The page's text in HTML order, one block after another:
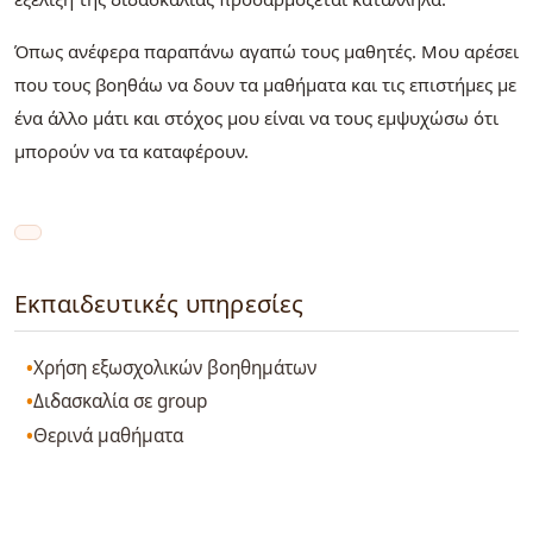
Όπως ανέφερα παραπάνω αγαπώ τους μαθητές. Μου αρέσει
που τους βοηθάω να δουν τα μαθήματα και τις επιστήμες με
ένα άλλο μάτι και στόχος μου είναι να τους εμψυχώσω ότι
μπορούν να τα καταφέρουν.
Εκπαιδευτικές υπηρεσίες
Χρήση εξωσχολικών βοηθημάτων
Διδασκαλία σε group
Θερινά μαθήματα